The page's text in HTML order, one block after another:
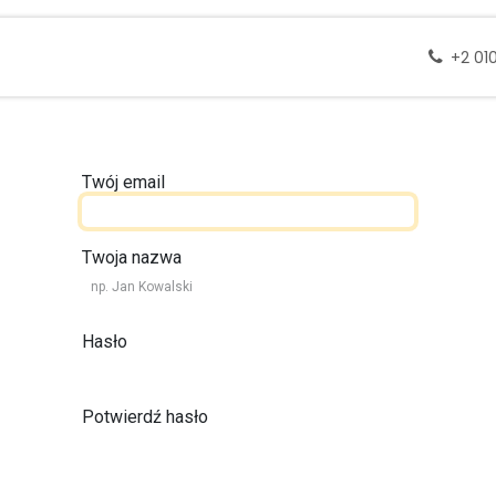
+2
Twój email
Twoja nazwa
Hasło
Potwierdź hasło